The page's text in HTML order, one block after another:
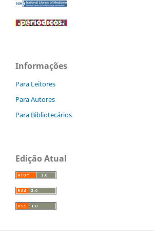
Informações
Para Leitores
Para Autores
Para Bibliotecários
Edição Atual